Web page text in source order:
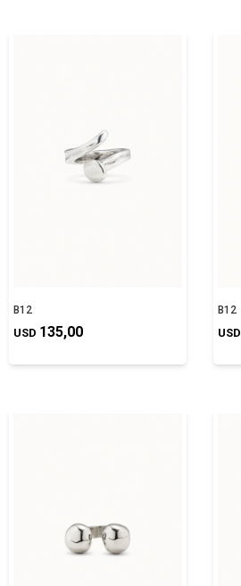
B12
USD 135,00
B12
USD